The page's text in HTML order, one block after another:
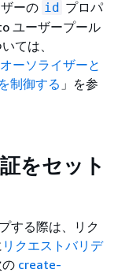
ーの id プロパ
ユーザープール
ては、
ーソライザーと
制御する 」を参
をセット
する際は、リク
リクエストバリデ
create-